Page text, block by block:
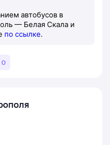
автобусов в
— Белая Скала и
по ссылке.
0